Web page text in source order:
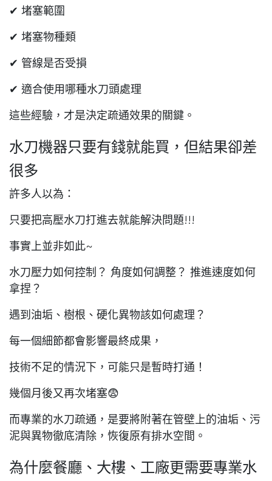
✔ 堵塞範圍
✔ 堵塞物種類
✔ 管線是否受損
✔ 適合使用哪種水刀頭處理
這些經驗，才是決定疏通效果的關鍵。
水刀機器只要有錢就能買，但結果卻差
很多
許多人以為：
只要把高壓水刀打進去就能解決問題!!!
事實上並非如此~
水刀壓力如何控制？ 角度如何調整？ 推進速度如何
拿捏？
遇到油垢、樹根、硬化異物該如何處理？
每一個細節都會影響最終成果，
技術不足的情況下，可能只是暫時打通！
幾個月後又再次堵塞😨
而專業的水刀疏通，是要將附著在管壁上的油垢、污
泥與異物徹底清除，恢復原有排水空間。
為什麼餐廳、大樓、工廠更需要專業水